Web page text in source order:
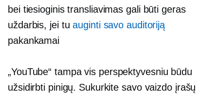
bei tiesioginis transliavimas gali būti geras
uždarbis, jei tuauginti savo auditoriją
pakankamai
„YouTube“ tampa vis perspektyvesniu būdu
užsidirbti pinigų. Sukurkite savo vaizdo įrašų